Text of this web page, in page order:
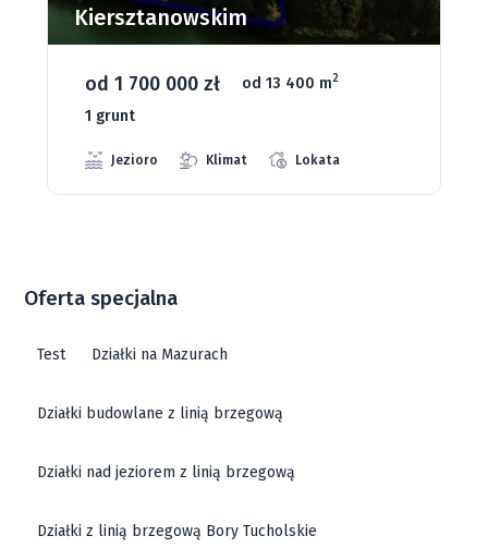
Dąbrowa Mała
od 93 280 zł od 1075 m 2 66 grunt
Oferta specjalna
Test Działki na Mazurach
Działki budowlane z linią brzegową
Działki nad jeziorem z linią brzegową
Działki z linią brzegową Bory Tucholskie